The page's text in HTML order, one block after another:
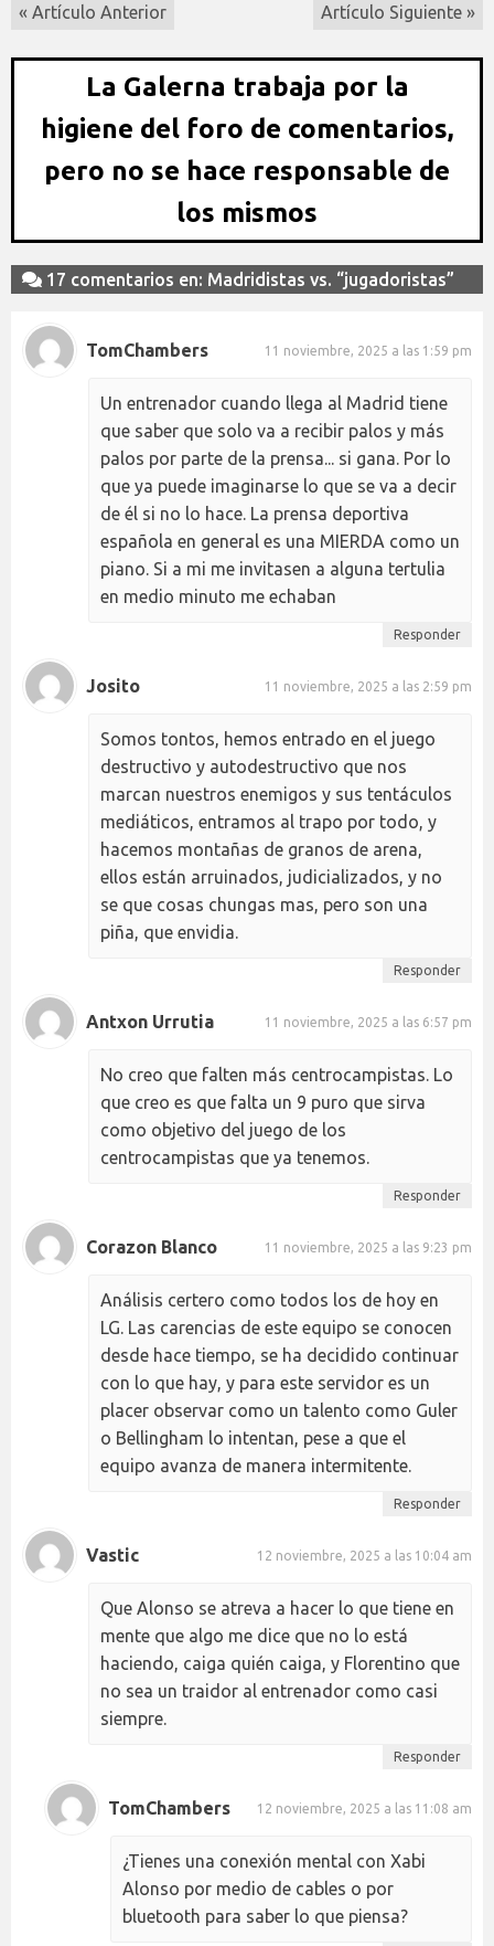
« Artículo Anterior Artículo Siguiente »
La Galerna trabaja por la
higiene del foro de comentarios,
pero no se hace responsable de
los mismos
17 comentarios en: Madridistas vs. “jugadoristas”
TomChambers 11 noviembre, 2025 a las 1:59 pm
Un entrenador cuando llega al Madrid tiene
que saber que solo va a recibir palos y más
palos por parte de la prensa... si gana. Por lo
que ya puede imaginarse lo que se va a decir
de él si no lo hace. La prensa deportiva
española en general es una MIERDA como un
piano. Si a mi me invitasen a alguna tertulia
en medio minuto me echaban
Responder
Josito 11 noviembre, 2025 a las 2:59 pm
Somos tontos, hemos entrado en el juego
destructivo y autodestructivo que nos
marcan nuestros enemigos y sus tentáculos
mediáticos, entramos al trapo por todo, y
hacemos montañas de granos de arena,
ellos están arruinados, judicializados, y no
se que cosas chungas mas, pero son una
piña, que envidia.
Responder
Antxon Urrutia 11 noviembre, 2025 a las 6:57 pm
No creo que falten más centrocampistas. Lo
que creo es que falta un 9 puro que sirva
como objetivo del juego de los
centrocampistas que ya tenemos.
Responder
Corazon Blanco 11 noviembre, 2025 a las 9:23 pm
Análisis certero como todos los de hoy en
LG. Las carencias de este equipo se conocen
desde hace tiempo, se ha decidido continuar
con lo que hay, y para este servidor es un
placer observar como un talento como Guler
o Bellingham lo intentan, pese a que el
equipo avanza de manera intermitente.
Responder
Vastic 12 noviembre, 2025 a las 10:04 am
Que Alonso se atreva a hacer lo que tiene en
mente que algo me dice que no lo está
haciendo, caiga quién caiga, y Florentino que
no sea un traidor al entrenador como casi
siempre.
Responder
TomChambers 12 noviembre, 2025 a las 11:08 am
¿Tienes una conexión mental con Xabi
Alonso por medio de cables o por
bluetooth para saber lo que piensa?